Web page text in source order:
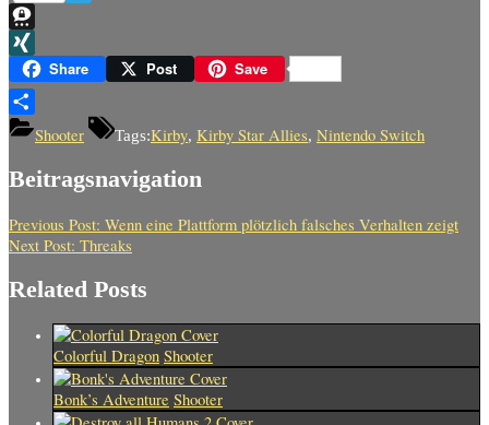
Telegram
Threema
XINGShare Post Save
TeilenShooter Tags:Kirby, Kirby Star Allies, Nintendo Switch
Beitragsnavigation
Previous Post: Wenn eine Plattform plötzlich falsches Verhalten zeigt
Next Post: Threaks
Related Posts
Colorful Dragon Shooter
Bonk’s Adventure Shooter